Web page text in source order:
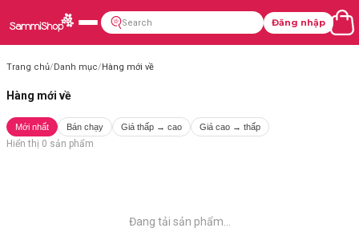
Đăng nhập
Trang chủ/Danh mục/Hàng mới về
Hàng mới về
Mới nhất Bán chạy Giá thấp → cao Giá cao → thấp
Hiển thị 0 sản phẩm
Đang tải sản phẩm...